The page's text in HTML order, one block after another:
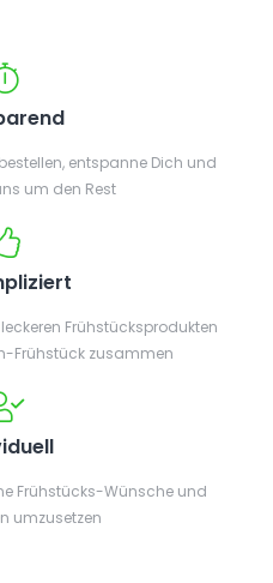
entspanne Dich und
um den Rest
Frühstücksprodukten
Frühstück zusammen
Frühstücks-Wünsche und
umzusetzen